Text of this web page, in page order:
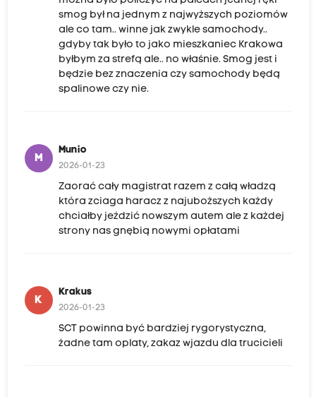
smog był na jednym z najwyższych poziomów
ale co tam.. winne jak zwykle samochody..
gdyby tak było to jako mieszkaniec Krakowa
byłbym za strefą ale.. no właśnie. Smog jest i
będzie bez znaczenia czy samochody będą
spalinowe czy nie.
M
Munio
2026-01-23
Zaorać cały magistrat razem z całą władzą
która zciaga haracz z najuboższych każdy
chciałby jeździć nowszym autem ale z każdej
strony nas gnębią nowymi opłatami
K
Krakus
2026-01-23
SCT powinna być bardziej rygorystyczna,
żadne tam oplaty, zakaz wjazdu dla trucicieli